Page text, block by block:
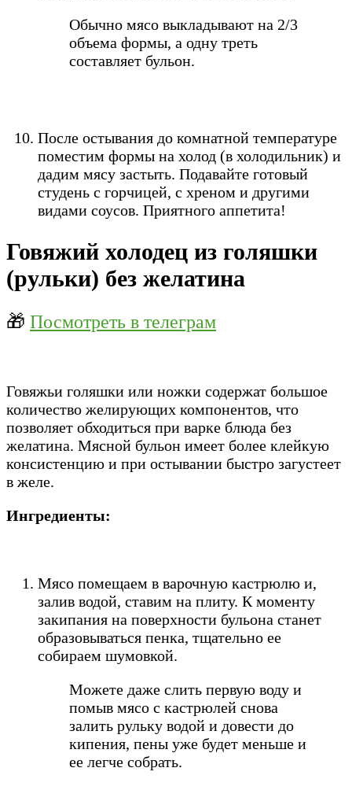
Обычно мясо выкладывают на 2/3
объема формы, а одну треть
составляет бульон.
После остывания до комнатной температуре
поместим формы на холод (в холодильник) и
дадим мясу застыть. Подавайте готовый
студень с горчицей, с хреном и другими
видами соусов. Приятного аппетита!
Говяжий холодец из голяшки
(рульки) без желатина
🎁 Посмотреть в телеграм
Говяжьи голяшки или ножки содержат большое
количество желирующих компонентов, что
позволяет обходиться при варке блюда без
желатина. Мясной бульон имеет более клейкую
консистенцию и при остывании быстро загустеет
в желе.
Ингредиенты:
Мясо помещаем в варочную кастрюлю и,
залив водой, ставим на плиту. К моменту
закипания на поверхности бульона станет
образовываться пенка, тщательно ее
собираем шумовкой.
Можете даже слить первую воду и
помыв мясо с кастрюлей снова
залить рульку водой и довести до
кипения, пены уже будет меньше и
ее легче собрать.